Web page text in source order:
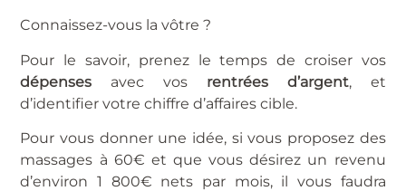
Connaissez-vous la vôtre ?
Pour le savoir, prenez le temps de croiser vos
dépenses avec vos rentrées d’argent, et
d’identifier votre chiffre d’affaires cible.
Pour vous donner une idée, si vous proposez des
massages à 60€ et que vous désirez un revenu
d’environ 1 800€ nets par mois, il vous faudra